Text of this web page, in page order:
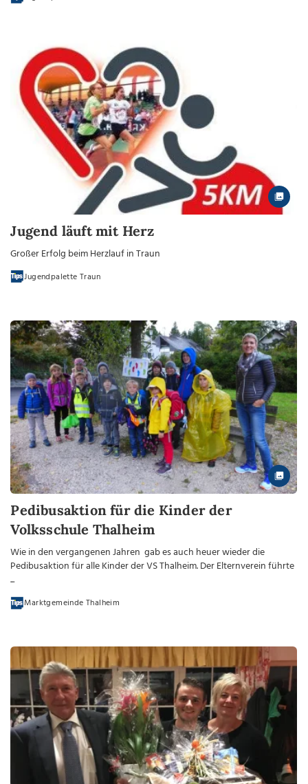
Jugend läuft mit Herz
Großer Erfolg beim Herzlauf in Traun
Jugendpalette Traun
Pedibusaktion für die Kinder der
Volksschule Thalheim
Wie in den vergangenen Jahren gab es auch heuer wieder die
Pedibusaktion für alle Kinder der VS Thalheim. Der Elternverein führte
...
Marktgemeinde Thalheim